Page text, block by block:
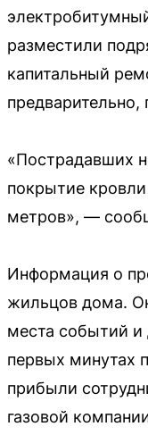
разместили
капитальный
«Пострадавших
покрытие
метров», —
Информация о
жильцов дома.
места событий и
первых минутах
прибыли
газовой